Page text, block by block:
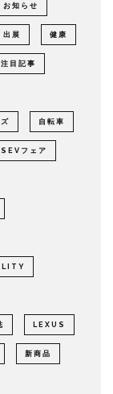
お知らせ
出展 健康
注目記事
自転車
SEVフェア
LEXUS
新商品